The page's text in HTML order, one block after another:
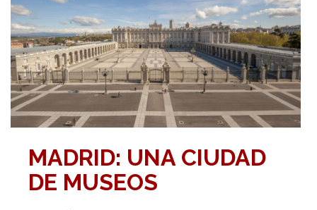
MADRID: UNA CIUDAD
DE MUSEOS